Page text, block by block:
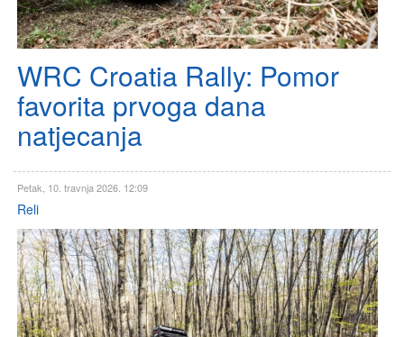
WRC Croatia Rally: Pomor
favorita prvoga dana
natjecanja
Petak, 10. travnja 2026. 12:09
Reli